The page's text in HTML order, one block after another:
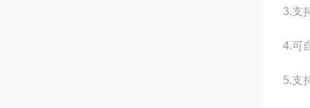
3.支
4.可
5.支